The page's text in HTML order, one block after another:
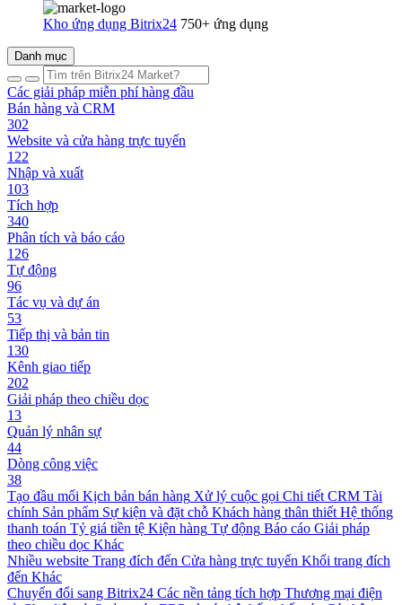
Kho ứng dụng Bitrix24 750+ ứng dụng
Danh mục
Các giải pháp miễn phí hàng đầu
Bán hàng và CRM
302
Website và cửa hàng trực tuyến
122
Nhập và xuất
103
Tích hợp
340
Phân tích và báo cáo
126
Tự động
96
Tác vụ và dự án
53
Tiếp thị và bản tin
130
Kênh giao tiếp
202
Giải pháp theo chiều dọc
13
Quản lý nhân sự
44
Dòng công việc
38
Tạo đầu mối Kịch bản bán hàng Xử lý cuộc gọi Chi tiết CRM Tài
chính Sản phẩm Sự kiện và đặt chỗ Khách hàng thân thiết Hệ thống
thanh toán Tỷ giá tiền tệ Kiện hàng Tự động Báo cáo Giải pháp
theo chiều dọc Khác
Nhiều website Trang đích đến Cửa hàng trực tuyến Khối trang đích
đến Khác
Chuyển đổi sang Bitrix24 Các nền tảng tích hợp Thương mại điện